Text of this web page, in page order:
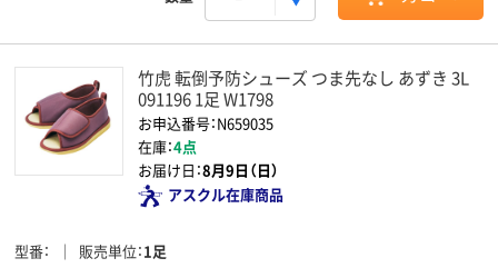
竹虎 転倒予防シューズ つま先なし あずき 3L
091196 1足 W1798
お申込番号：N659035
在庫：4点
お届け日：8月9日（日）
アスクル在庫商品
型番 販売単位 1足